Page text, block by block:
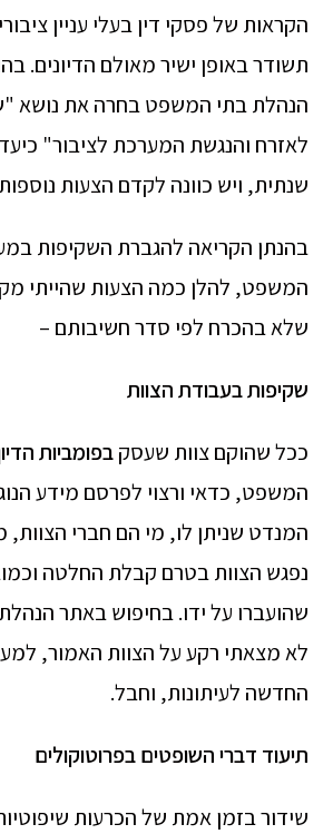
הקראות של פסקי דין בעלי עניין
תשודר באופן ישיר מאולם הדיונים.
הנהלת בתי המשפט בחרה את נושא
לאזרח והנגשת המערכת לציבור"
שנתית, ויש כוונה לקדם הצעות
בהנתן הקריאה להגברת השקיפות
המשפט, להלן כמה הצעות שהייתי
שלא בהכרח לפי סדר חשיבותם –
שקיפות בעבודת הצוות
ככל שהוקם צוות שעסקבפומביות
המשפט, כדאי ורצוי לפרסם מידע
המנדט שניתן לו, מי הם חברי הצוות,
נפגש הצוות בטרם קבלת החלטה
שהועברו על ידו. בחיפוש באתר
לא מצאתי רקע על הצוות האמור,
החדשה לעיתונות, וחבל.
תיעוד דברי השופטים בפרוטוקולים
שידור בזמן אמת של הכרעות